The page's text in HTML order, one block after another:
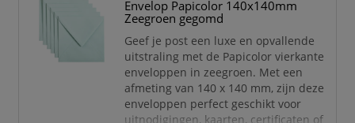
oranje kleur is ideaal voor speciale
gelegenheden en
marketingdoeleinden.
Of j
Envelop Papicolor 140x140mm
Zeegroen gegomd
Geef je post een luxe en opvallende
uitstraling met de Papicolor vierkante
enveloppen in zeegroen. Met een
afmeting van 140 x 140 mm, zijn deze
enveloppen perfect geschikt voor
uitnodigingen, kaarten, certificaten of